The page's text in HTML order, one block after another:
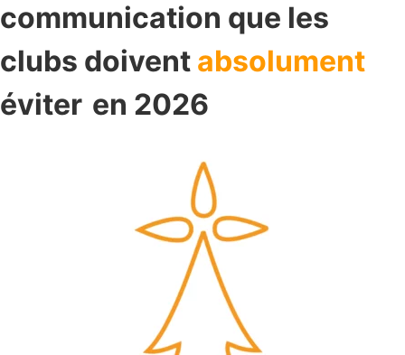
communication que les
clubs doivent absolument
éviter en 2026